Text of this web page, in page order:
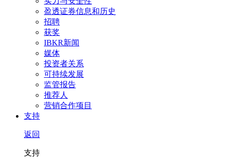
盈透证券信息和历史
招聘
获奖
IBKR新闻
媒体
投资者关系
可持续发展
监管报告
推荐人
营销合作项目
支持
返回
支持